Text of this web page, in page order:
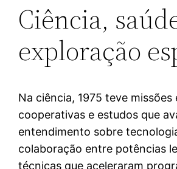
Ciência,
exploração
Na ciência, 1975 teve missões
cooperativas e estudos que
entendimento sobre
colaboração entre potências
técnicas que aceleraram